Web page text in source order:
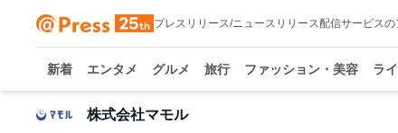
プレスリリース/ニュースリリース配信サービス
新着 エンタメ グルメ 旅行 ファッション・美容 ラ
株式会社マモル